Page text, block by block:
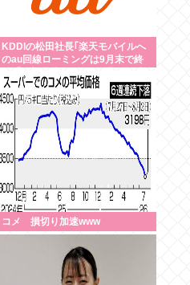
KDDIの松田社長｢楽天モバイルへ
のau回線ローミングは9月末で終
で継続｣
コメ 損切り加速www